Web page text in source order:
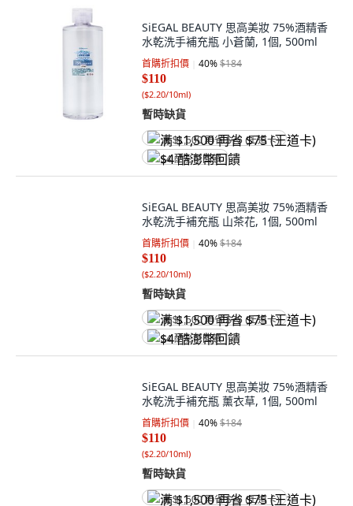
SiEGAL BEAUTY 思高美妝 75%酒精香
水乾洗手補充瓶 小蒼蘭, 1個, 500ml
首購折扣價 40%$184
$110
($2.20/10ml)
暫時缺貨
满 $1,500 再省 $75 (王道卡)
$4 酷澎幣回饋
SiEGAL BEAUTY 思高美妝 75%酒精香
水乾洗手補充瓶 山茶花, 1個, 500ml
首購折扣價 40%$184
$110
($2.20/10ml)
暫時缺貨
满 $1,500 再省 $75 (王道卡)
$4 酷澎幣回饋
SiEGAL BEAUTY 思高美妝 75%酒精香
水乾洗手補充瓶 薰衣草, 1個, 500ml
首購折扣價 40%$184
$110
($2.20/10ml)
暫時缺貨
满 $1,500 再省 $75 (王道卡)